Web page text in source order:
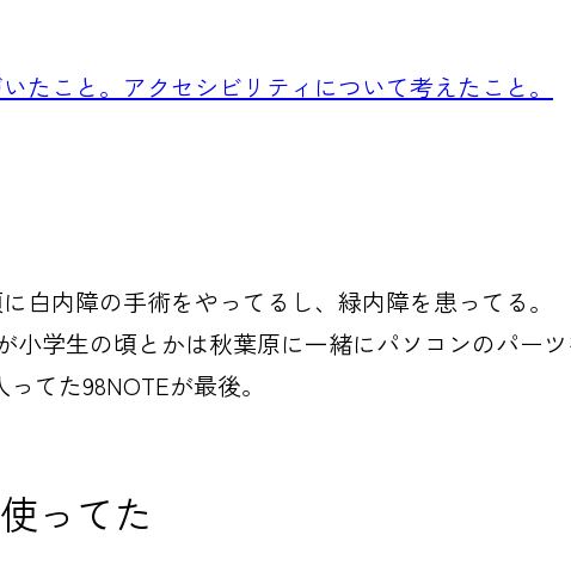
たこと。アクセシビリティについて考えたこと。
白内障の手術をやってるし、緑内障を患ってる。
小学生の頃とかは秋葉原に一緒にパソコンのパー
てた98NOTEが最後。
ってた